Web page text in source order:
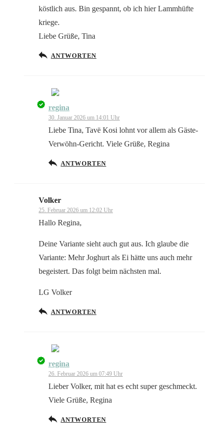
köstlich aus. Bin gespannt, ob ich hier Lammhüfte
kriege.
Liebe Grüße, Tina
ANTWORTEN
Das „Echte-Person“-Abzeichen!
regina
30. Januar 2026 um 14:01 Uhr
Liebe Tina, Tavë Kosi lohnt vor allem als Gäste-
Verwöhn-Gericht. Viele Grüße, Regina
ANTWORTEN
Volker
25. Februar 2026 um 12:02 Uhr
Hallo Regina,
Deine Variante sieht auch gut aus. Ich glaube die
Variante: Mehr Joghurt als Ei hätte uns auch mehr
begeistert. Das folgt beim nächsten mal.
LG Volker
ANTWORTEN
Das „Echte-Person“-Abzeichen!
regina
26. Februar 2026 um 07:49 Uhr
Lieber Volker, mit hat es echt super geschmeckt.
Viele Grüße, Regina
ANTWORTEN